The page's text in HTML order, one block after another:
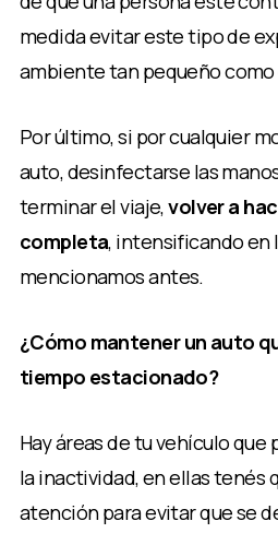
medida evitar este tipo de
ambiente tan pequeño como
Por último, si por cualquier
auto, desinfectarse las manos
terminar el viaje,volver a
completa, intensificando en
mencionamos antes.
¿Cómo mantener un auto
tiempo estacionado?
Hay áreas de tu vehículo
la inactividad, en ellas tenés
atención para evitar que se